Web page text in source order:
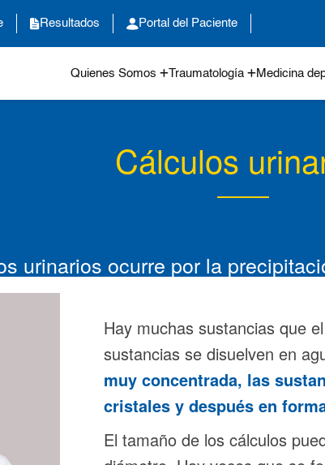
Resultados Portal del Paciente
Quienes Somos Traumatología Medicina
Cálculos
urinarios ocurre por la
Hay muchas sustancias que
sustancias se disuelven en
muy concentrada, las
cristales y después en
El tamaño de los cálculos